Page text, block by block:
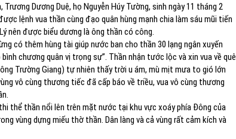
Dương Duệ, họ Nguyễn Húy Tường, sinh ngày 11 tháng 2
lệnh vua thần cùng đạo quân hùng mạnh chia làm sáu mũi tiến
nên được biểu dương là ông thần có công.
có thêm hùng tài giúp nước ban cho thần 30 lạng ngân xuyến
chương quân vị trọng sự”. Thần nhận tước lộc và xin vua về quê
Trường Giang) tự nhiên thấy trời u ám, mù mịt mưa to gió lớn
vô cùng thương tiếc đã cấp báo về triều, vua vô cùng thương
thể thần nổi lên trên mặt nước tại khu vực xoáy phía Đông của
vùng dựng miếu thờ thần. Dân làng và cả vùng rất cảm kích và